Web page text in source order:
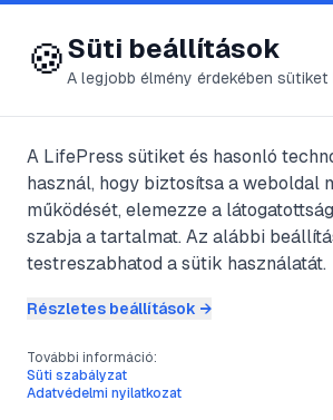
😍 LifePress
🏷️#baseball
2cikk található ezzel a címkével
A csavart labda
titkai: útmutató
🍪Süti beállítások
A legjobb élmény érdekében
A LifePress sütiket és hasonló
használ, hogy biztosítsa a weboldal
működését, elemezze a
szabja a tartalmat. Az alábbi
testreszabhatod a sütik használatát.
Részletes beállítások →
További információ:
Süti szabályzat
Adatvédelmi nyilatkozat